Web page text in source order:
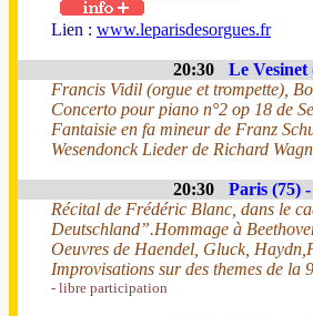
Lien : www.leparisdesorgues.fr
20:30 Le Vesinet
Francis Vidil (orgue et trompette),
Concerto pour piano n°2 op 18 de
Fantaisie en fa mineur de Franz
Wesendonck Lieder de Richard
20:30 Paris (75) -
Récital de Frédéric Blanc, dans le
Deutschland”.Hommage à
Oeuvres de Haendel, Gluck,
Improvisations sur des themes de la
- libre participation